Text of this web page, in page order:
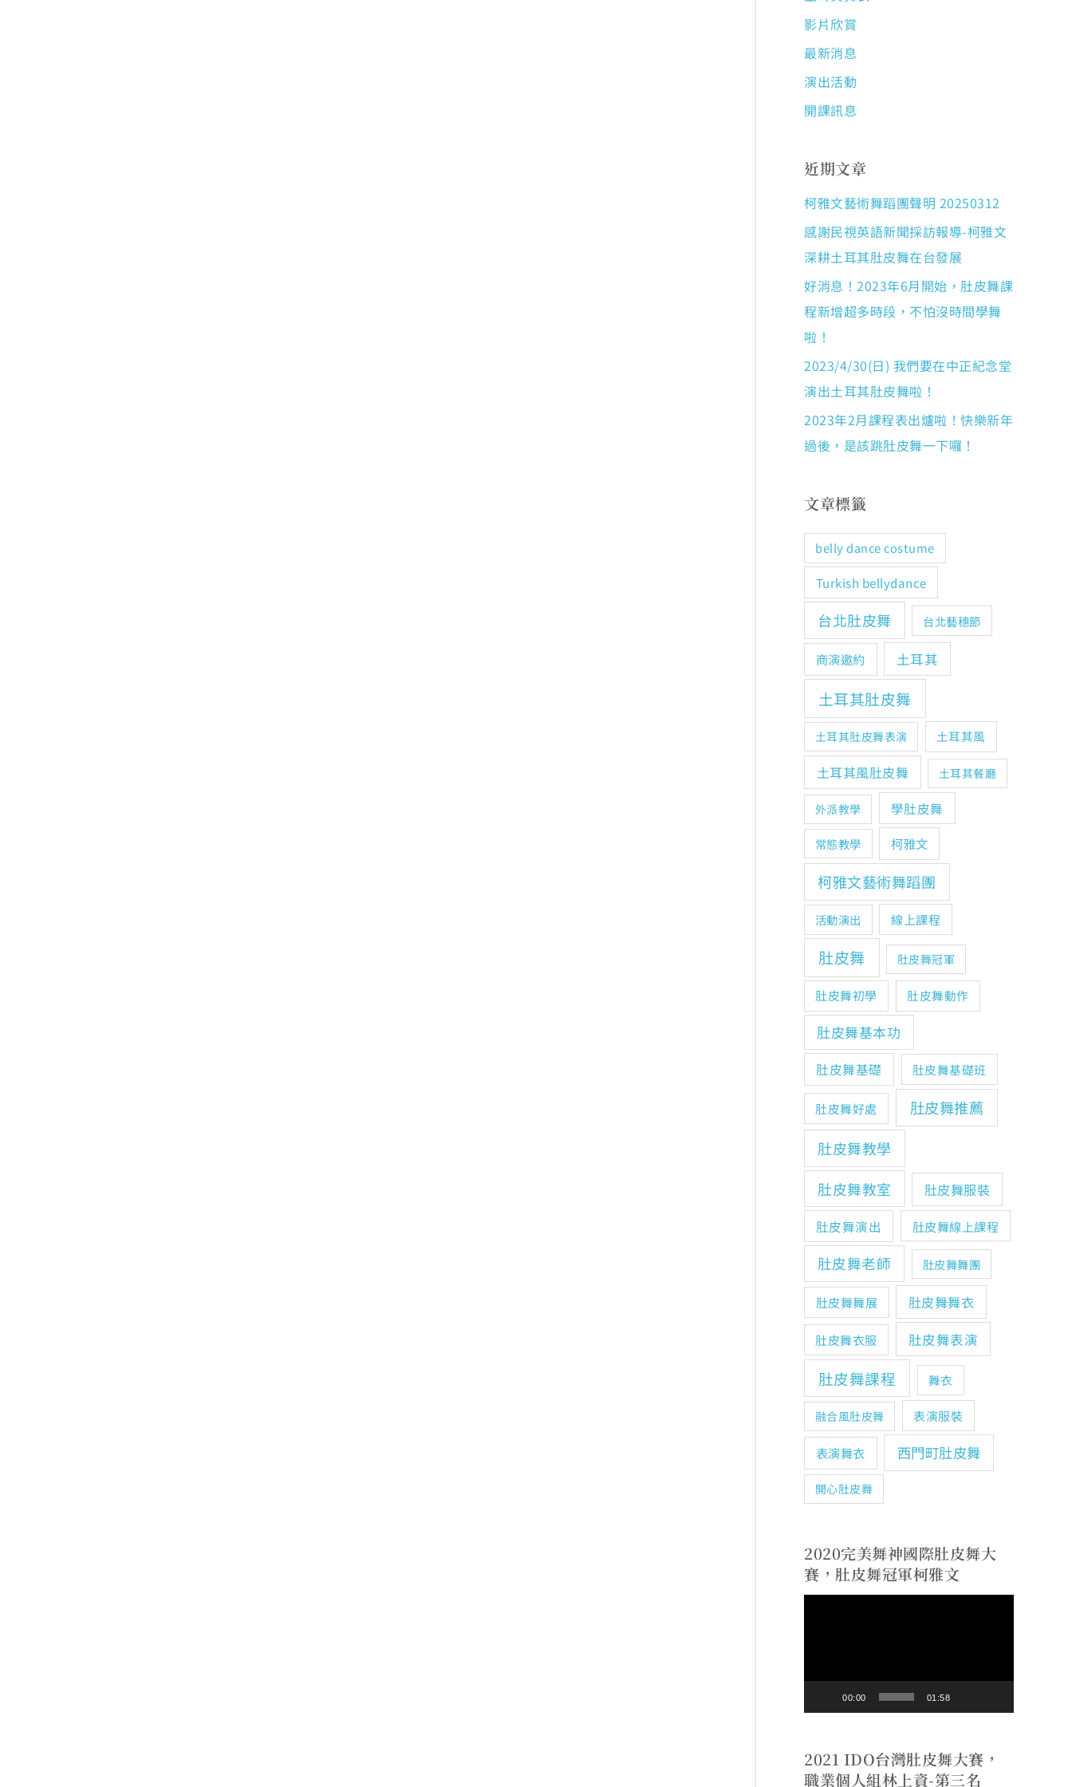
影片欣賞
最新消息
演出活動
開課訊息
近期文章
柯雅文藝術舞蹈團聲明 20250312
感謝民視英語新聞採訪報導-柯雅文
深耕土耳其肚皮舞在台發展
好消息！2023年6月開始，肚皮舞課
程新增超多時段，不怕沒時間學舞
啦！
2023/4/30(日) 我們要在中正紀念堂
演出土耳其肚皮舞啦！
2023年2月課程表出爐啦！快樂新年
過後，是該跳肚皮舞一下囉！
文章標籤
belly dance costume
Turkish bellydance
台北肚皮舞 台北藝穗節
商演邀約 土耳其
土耳其肚皮舞
土耳其肚皮舞表演 土耳其風
土耳其風肚皮舞 土耳其餐廳
外派教學 學肚皮舞
常態教學 柯雅文
柯雅文藝術舞蹈團
活動演出 線上課程
肚皮舞 肚皮舞冠軍
肚皮舞初學 肚皮舞動作
肚皮舞基本功
肚皮舞基礎 肚皮舞基礎班
肚皮舞好處
肚皮舞推薦
肚皮舞教學
肚皮舞教室
肚皮舞服裝
肚皮舞演出 肚皮舞線上課程
肚皮舞老師 肚皮舞舞團
肚皮舞舞展 肚皮舞舞衣
肚皮舞衣服 肚皮舞表演
肚皮舞課程 舞衣
融合風肚皮舞 表演服裝
表演舞衣 西門町肚皮舞
開心肚皮舞
2020完美舞神國際肚皮舞大
賽，肚皮舞冠軍柯雅文
放
器
00:00 01:58
2021 IDO台灣肚皮舞大賽，
職業個人組林上資-第三名